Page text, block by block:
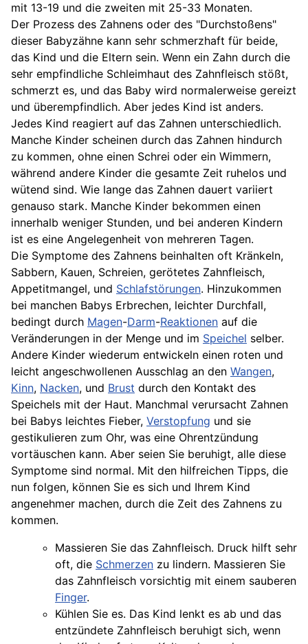
mit 13-19 und die zweiten mit 25-33 Monaten.
Der Prozess des Zahnens oder des "Durchstoßens"
dieser Babyzähne kann sehr schmerzhaft für beide,
das Kind und die Eltern sein. Wenn ein Zahn durch die
sehr empfindliche Schleimhaut des Zahnfleisch stößt,
schmerzt es, und das Baby wird normalerweise gereizt
und überempfindlich. Aber jedes Kind ist anders.
Jedes Kind reagiert auf das Zahnen unterschiedlich.
Manche Kinder scheinen durch das Zahnen hindurch
zu kommen, ohne einen Schrei oder ein Wimmern,
während andere Kinder die gesamte Zeit ruhelos und
wütend sind. Wie lange das Zahnen dauert variiert
genauso stark. Manche Kinder bekommen einen
innerhalb weniger Stunden, und bei anderen Kindern
ist es eine Angelegenheit von mehreren Tagen.
Die Symptome des Zahnens beinhalten oft Kränkeln,
Sabbern, Kauen, Schreien, gerötetes Zahnfleisch,
Appetitmangel, und Schlafstörungen. Hinzukommen
bei manchen Babys Erbrechen, leichter Durchfall,
bedingt durch Magen-Darm-Reaktionen auf die
Veränderungen in der Menge und im Speichel selber.
Andere Kinder wiederum entwickeln einen roten und
leicht angeschwollenen Ausschlag an den Wangen,
Kinn, Nacken, und Brust durch den Kontakt des
Speichels mit der Haut. Manchmal verursacht Zahnen
bei Babys leichtes Fieber, Verstopfung und sie
gestikulieren zum Ohr, was eine Ohrentzündung
vortäuschen kann. Aber seien Sie beruhigt, alle diese
Symptome sind normal. Mit den hilfreichen Tipps, die
nun folgen, können Sie es sich und Ihrem Kind
angenehmer machen, durch die Zeit des Zahnens zu
kommen.
Massieren Sie das Zahnfleisch. Druck hilft sehr
oft, die Schmerzen zu lindern. Massieren Sie
das Zahnfleisch vorsichtig mit einem sauberen
Finger.
Kühlen Sie es. Das Kind lenkt es ab und das
entzündete Zahnfleisch beruhigt sich, wenn